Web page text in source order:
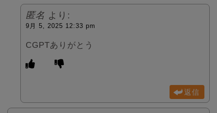
匿名 より:
9月 5, 2025 12:33 pm
CGPTありがとう
返信